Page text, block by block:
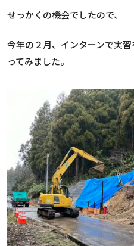
せっかくの機会でしたので、
今年の２月、インターンで実
ってみました。